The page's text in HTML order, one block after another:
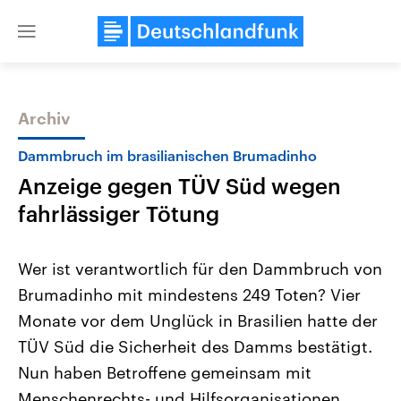
Close
Themen
Landtagswahl Sachsen-Anhalt
2026
Alle Informationen
Sachsen-Anhalt wählt am 6.
September 2026 einen neuen
Landtag. Seit 2021 wird das
Bundesland von einer Koalition aus
USA
Aktuelle Beiträge,
Hintergründe
Wirtschaftlich und
gehören die Vereinigten
den mächtigsten Ländern
mit großem Einfluss auf
Archiv
Dammbruch im brasilianischen Brumadinho
Anzeige gegen TÜV Süd wegen
fahrlässiger Tötung
Wer ist verantwortlich für den Dammbruch von
Brumadinho mit mindestens 249 Toten? Vier
Monate vor dem Unglück in Brasilien hatte der
TÜV Süd die Sicherheit des Damms bestätigt.
Nun haben Betroffene gemeinsam mit